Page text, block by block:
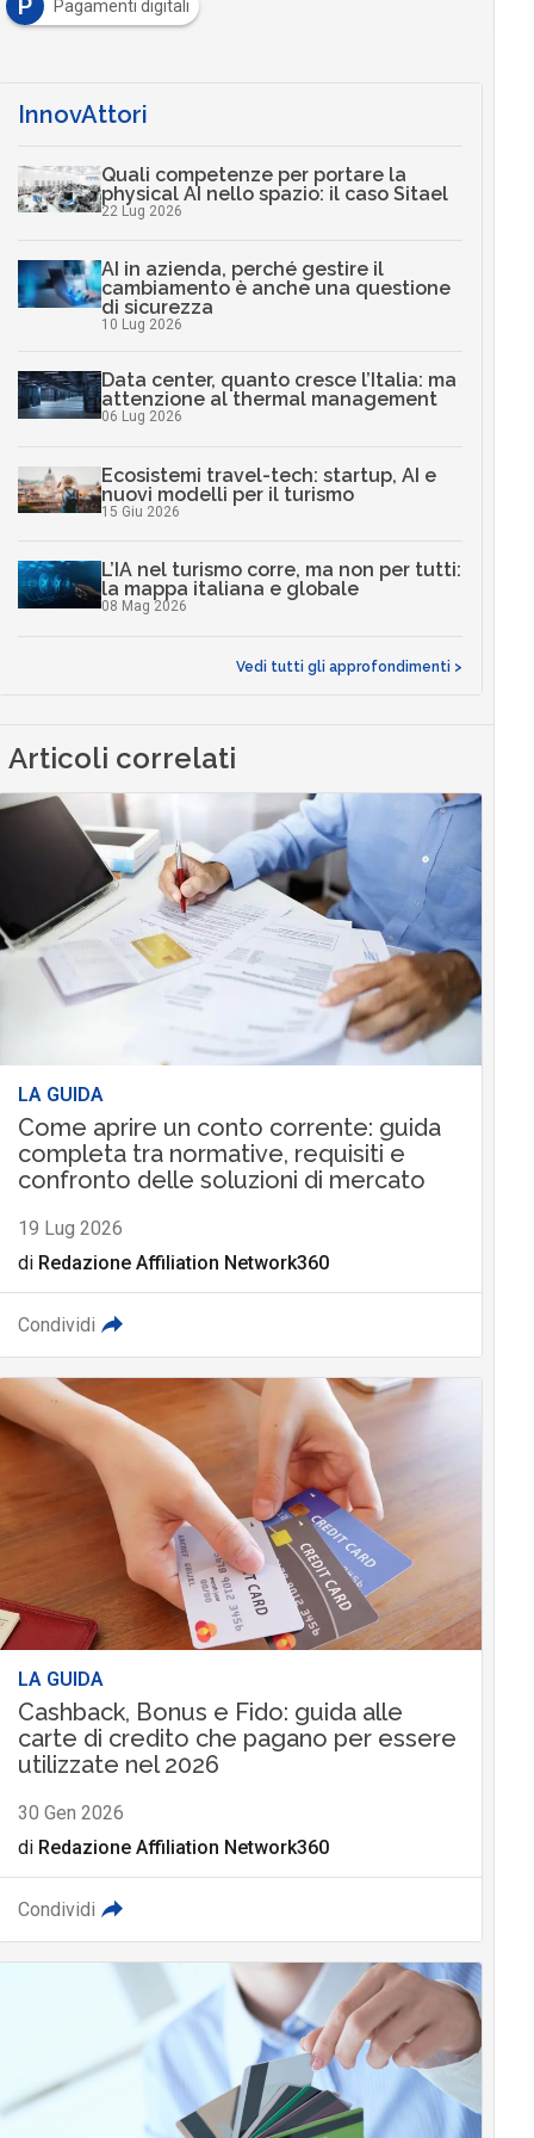
P
Pagamenti digitali
InnovAttori
Quali competenze per portare la
physical AI nello spazio: il caso Sitael
22 Lug 2026
AI in azienda, perché gestire il
cambiamento è anche una questione
di sicurezza
10 Lug 2026
Data center, quanto cresce l’Italia: ma
attenzione al thermal management
06 Lug 2026
Ecosistemi travel-tech: startup, AI e
nuovi modelli per il turismo
15 Giu 2026
L’IA nel turismo corre, ma non per tutti:
la mappa italiana e globale
08 Mag 2026
Vedi tutti gli approfondimenti >
Articoli correlati
LA GUIDA
Come aprire un conto corrente: guida
completa tra normative, requisiti e
confronto delle soluzioni di mercato
19 Lug 2026
di Redazione Affiliation Network360
Condividi
LA GUIDA
Cashback, Bonus e Fido: guida alle
carte di credito che pagano per essere
utilizzate nel 2026
30 Gen 2026
di Redazione Affiliation Network360
Condividi